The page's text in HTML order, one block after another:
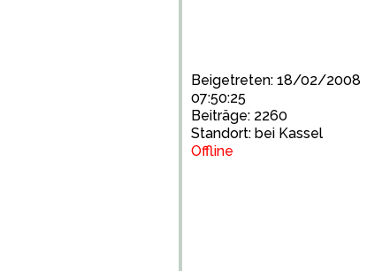
Beigetreten: 18/02/2008
07:50:25
Beiträge: 2260
Standort: bei Kassel
Offline